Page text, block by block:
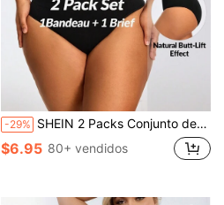
-29% SHEIN 2 Packs Conjunto de ropa interior moldeadora sin costuras de talla grande -1 pieza tipo bandeau + 1 pieza tipo tanga para control de abdomen y levantamiento de busto y glúteos
$6.95 80+ vendidos